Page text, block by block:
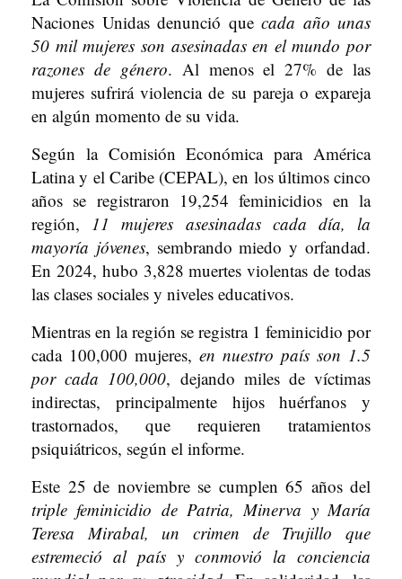
Naciones Unidas denunció que cada año unas
50 mil mujeres son asesinadas en el mundo por
razones de género. Al menos el 27% de las
mujeres sufrirá violencia de su pareja o expareja
en algún momento de su vida.
Según la Comisión Económica para América
Latina y el Caribe (CEPAL), en los últimos cinco
años se registraron 19,254 feminicidios en la
región, 11 mujeres asesinadas cada día, la
mayoría jóvenes, sembrando miedo y orfandad.
En 2024, hubo 3,828 muertes violentas de todas
las clases sociales y niveles educativos.
Mientras en la región se registra 1 feminicidio por
cada 100,000 mujeres, en nuestro país son 1.5
por cada 100,000, dejando miles de víctimas
indirectas, principalmente hijos huérfanos y
trastornados, que requieren tratamientos
psiquiátricos, según el informe.
Este 25 de noviembre se cumplen 65 años del
triple feminicidio de Patria, Minerva y María
Teresa Mirabal, un crimen de Trujillo que
estremeció al país y conmovió la conciencia